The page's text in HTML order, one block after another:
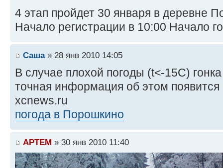
4 этап пройдет 30 января в деревне
Начало регистрации в 10:00 Начало
Саша» 28 янв 2010 14:05
В случае плохой погоды (t<-15С)
точная информация об этом
xcnews.ru
погода в Порошкино
APTEM » 30 янв 2010 11:40